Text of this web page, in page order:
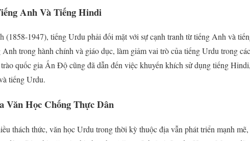
Anh Và Tiếng Hindi
(1858-1947), tiếng Urdu phải đối mặt với sự cạnh tranh từ tiếng Anh và
trong hành chính và giáo dục, làm giảm vai trò của tiếng Urdu trong
quốc gia Ấn Độ cũng đã dẫn đến việc khuyến khích sử dụng tiếng
tiếng Urdu.
Văn Học Chống Thực Dân
thách thức, văn học Urdu trong thời kỳ thuộc địa vẫn phát triển mạnh